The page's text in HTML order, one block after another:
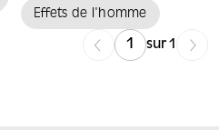
Effets de l'homme
sur 1